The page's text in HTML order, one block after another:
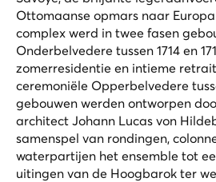
Ottomaanse opmars naar
complex werd in twee fasen
Onderbelvedere tussen 1714 en
zomerresidentie en intieme
ceremoniële Opper­belvedere
gebouwen werden ontworpen
architect Johann Lucas von
samenspel van rondingen,
waterpartijen het ensemble tot
uitingen van de Hoogbarok ter